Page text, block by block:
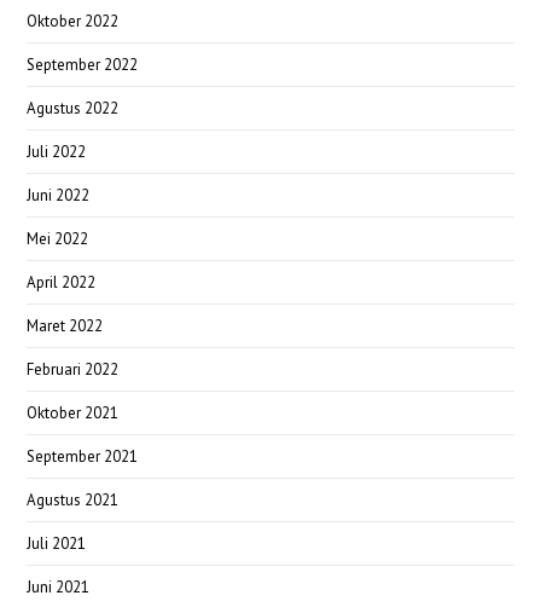
Oktober 2022
September 2022
Agustus 2022
Juli 2022
Juni 2022
Mei 2022
April 2022
Maret 2022
Februari 2022
Oktober 2021
September 2021
Agustus 2021
Juli 2021
Juni 2021